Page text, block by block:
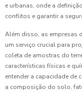
e urbanas, onde a
conflitos e garantir a
Além disso, as empresas
um serviço crucial para
coleta de amostras do
características físicas e
entender a capacidade de
a composição do solo,